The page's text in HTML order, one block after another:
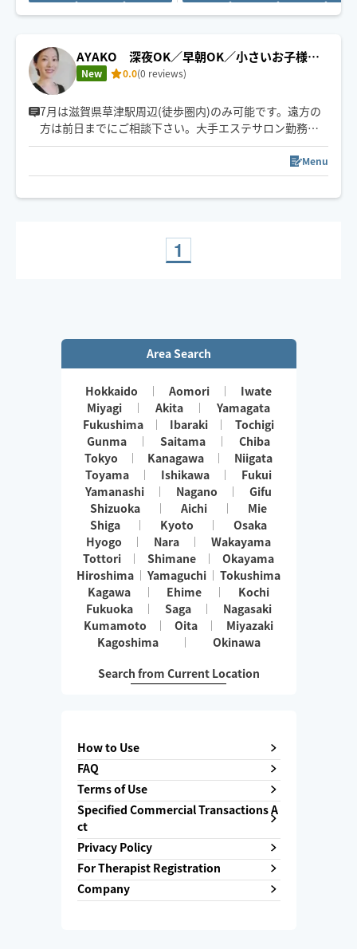
AYAKO 深夜OK／早朝OK／小さいお子様の
いる方大歓迎
New 0.0(0 reviews)
7月は滋賀県草津駅周辺(徒歩圏内)のみ可能です。遠方の
方は前日までにご相談下さい。大手エステサロン勤務後
独立。セラピスト20年。産後小さなお子様がいてサロン
に足を運べない方、介護や病気などで外出できない方、
出張やご旅行のお疲れを癒したい方、色々な方にお役に
たてるようHOGUGUに登録しました。一人一人寄り添っ
Menu
1
Area Search
Hokkaido Aomori
Iwate
Miyagi
Akita
Yamagata
Fukushima
Ibaraki
Tochigi
Gunma
Saitama
Chiba
Tokyo
Kanagawa
Niigata
Toyama
Ishikawa
Fukui
Yamanashi
Nagano
Gifu
Shizuoka
Aichi
Mie
Shiga
Kyoto
Osaka
Hyogo
Nara
Wakayama
Tottori
Shimane
Okayama
Hiroshima
Yamaguchi
Tokushima
Kagawa
Ehime
Kochi
Fukuoka
Saga
Nagasaki
Kumamoto
Oita
Miyazaki
Kagoshima
Okinawa
Search from Current Location
How to Use
FAQ
Terms of Use
Specified Commercial Transactions A
ct
Privacy Policy
For Therapist Registration
Company